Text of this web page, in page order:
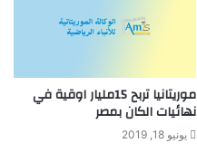
موريتانيا تربح 15مليار اوقية في
نهائيات الكان بمصر
يونيو 18, 2019